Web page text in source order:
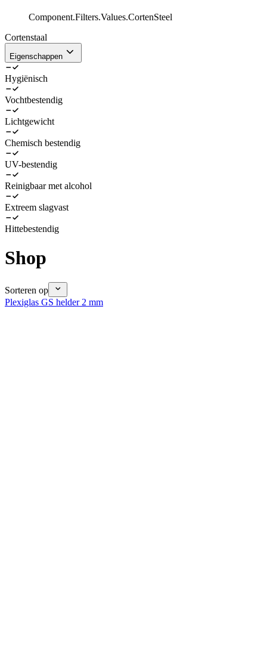
Component.Filters.Values.CortenSteel
Cortenstaal
Eigenschappen
Hygiënisch
Vochtbestendig
Lichtgewicht
Chemisch bestendig
UV-bestendig
Reinigbaar met alcohol
Extreem slagvast
Hittebestendig
Shop
Sorteren op
Plexiglas GS helder 2 mm